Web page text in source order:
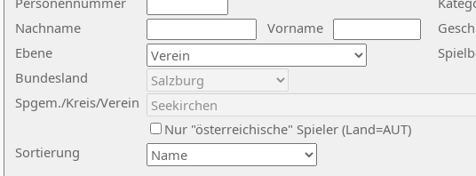
Nachname
Vorname
Ebene
Sortierung
Bundesland
Spgem./Kreis/Verein
Nur "österreichische" Spieler (Land=AUT)